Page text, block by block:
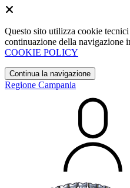
Questo sito utilizza cookie
continuazione della navigazione
COOKIE POLICY
Continua la navigazione
Regione Campania